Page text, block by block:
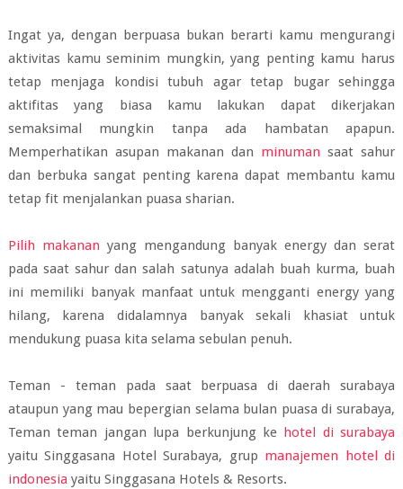
Ingat ya, dengan berpuasa bukan berarti kamu mengurangi
aktivitas kamu seminim mungkin, yang penting kamu harus
tetap menjaga kondisi tubuh agar tetap bugar sehingga
aktifitas yang biasa kamu lakukan dapat dikerjakan
semaksimal mungkin tanpa ada hambatan apapun.
Memperhatikan asupan makanan dan minuman saat sahur
dan berbuka sangat penting karena dapat membantu kamu
tetap fit menjalankan puasa sharian.
Pilih makanan yang mengandung banyak energy dan serat
pada saat sahur dan salah satunya adalah buah kurma, buah
ini memiliki banyak manfaat untuk mengganti energy yang
hilang, karena didalamnya banyak sekali khasiat untuk
mendukung puasa kita selama sebulan penuh.
Teman - teman pada saat berpuasa di daerah surabaya
ataupun yang mau bepergian selama bulan puasa di surabaya,
Teman teman jangan lupa berkunjung ke hotel di surabaya
yaitu Singgasana Hotel Surabaya, grup manajemen hotel di
indonesia yaitu Singgasana Hotels & Resorts.